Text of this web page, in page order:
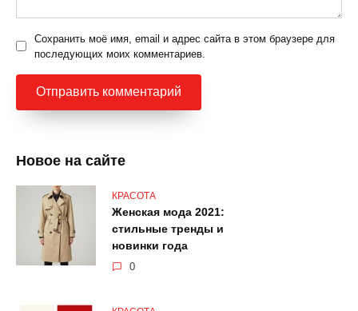
Сохранить моё имя, email и адрес сайта в этом браузере для
последующих моих комментариев.
Новое на сайте
КРАСОТА
Женская мода 2021:
стильные тренды и
новинки года
0